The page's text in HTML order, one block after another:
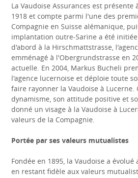
La Vaudoise Assurances est présente
1918 et compte parmi l'une des
Compagnie en Suisse alémanique,
implantation outre-Sarine a été initiée
d'abord à la Hirschmattstrasse,
emménagé à l'Obergrundstrasse en
actuelle. En 2004, Markus Bucheli
l'agence lucernoise et déploie toute
faire rayonner la Vaudoise à Lucerne.
dynamisme, son attitude positive et
donné un visage à la Vaudoise à
valeurs de la Compagnie.
Portée par ses valeurs mutualistes
Fondée en 1895, la Vaudoise a
en restant fidèle aux valeurs